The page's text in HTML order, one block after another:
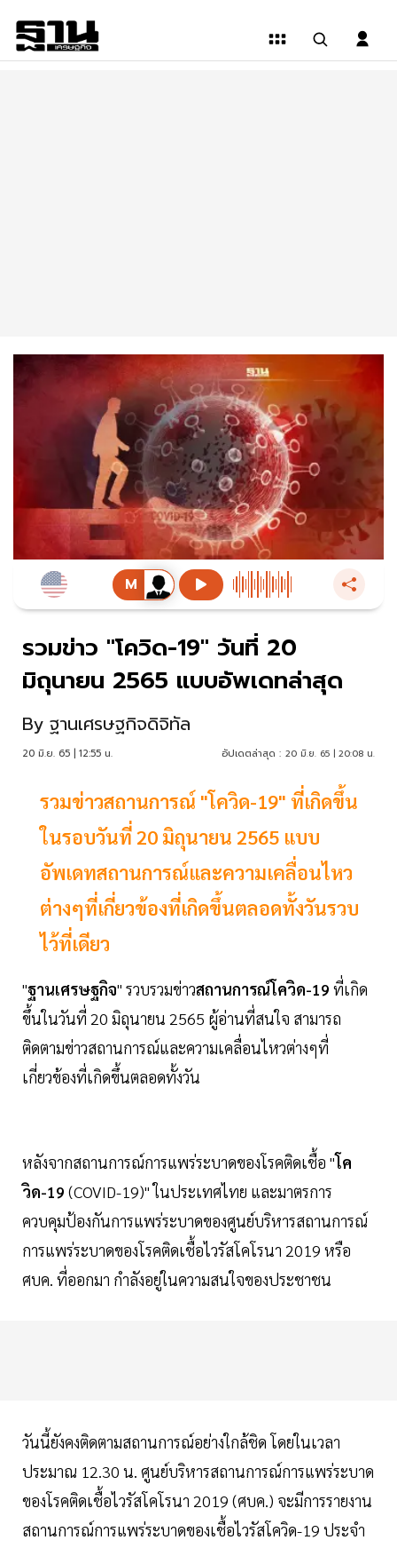
รวมข่าว "โควิด-19" วันที่ 20
มิถุนายน 2565 แบบอัพเดทล่าสุด
By ฐานเศรษฐกิจดิจิทัล
20 มิ.ย. 65 | 12:55 น. อัปเดตล่าสุด : 20 มิ.ย. 65 | 20:08 น.
รวมข่าวสถานการณ์ "โควิด-19" ที่เกิดขึ้น
ในรอบวันที่ 20 มิถุนายน 2565 แบบ
อัพเดทสถานการณ์และความเคลื่อนไหว
ต่างๆที่เกี่ยวข้องที่เกิดขึ้นตลอดทั้งวันรวบ
ไว้ที่เดียว
"ฐานเศรษฐกิจ" รวบรวมข่าวสถานการณ์โควิด-19 ที่เกิด
ขึ้นในวันที่ 20 มิถุนายน 2565 ผู้อ่านที่สนใจ สามารถ
ติดตามข่าวสถานการณ์และความเคลื่อนไหวต่างๆที่
เกี่ยวข้องที่เกิดขึ้นตลอดทั้งวัน
หลังจากสถานการณ์การแพร่ระบาดของโรคติดเชื้อ "โค
วิด-19 (COVID-19)" ในประเทศไทย และมาตรการ
ควบคุมป้องกันการแพร่ระบาดของศูนย์บริหารสถานการณ์
การแพร่ระบาดของโรคติดเชื้อไวรัสโคโรนา 2019 หรือ
ศบค. ที่ออกมา กำลังอยู่ในความสนใจของประชาชน
วันนี้ยังคงติดตามสถานการณ์อย่างใกล้ชิด โดยในเวลา
ประมาณ 12.30 น. ศูนย์บริหารสถานการณ์การแพร่ระบาด
ของโรคติดเชื้อไวรัสโคโรนา 2019 (ศบค.) จะมีการรายงาน
สถานการณ์การแพร่ระบาดของเชื้อไวรัสโควิด-19 ประจำ